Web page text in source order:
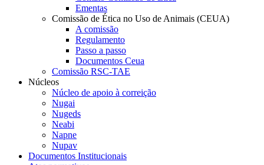
Ementas
Comissão de Ética no Uso de Animais (CEUA)
A comissão
Regulamento
Passo a passo
Documentos Ceua
Comissão RSC-TAE
Núcleos
Núcleo de apoio à correição
Nugai
Nugeds
Neabi
Napne
Nupav
Documentos Institucionais